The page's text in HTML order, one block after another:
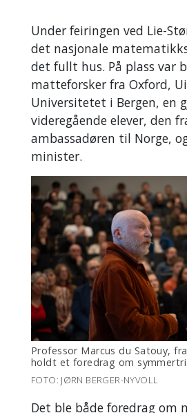
Under feiringen ved Lie-
det nasjonale
det fullt hus. På plass var
matteforsker fra Oxford,
Universitetet i Bergen, en
videregående elever, den
ambassadøren til Norge,
minister.
Professor Marcus du Satouy,
holdt et foredrag om symmertri
FOTO: JØRN BERGER-NYVOLL
Det ble både foredrag om